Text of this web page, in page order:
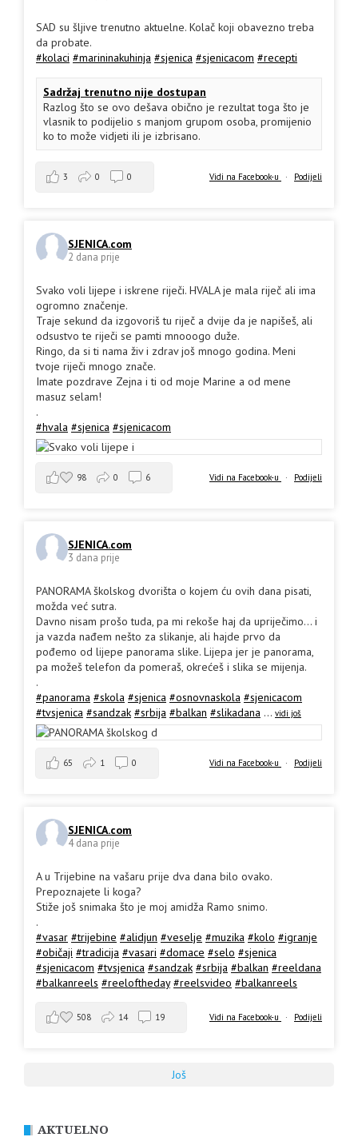
SAD su šljive trenutno aktuelne. Kolač koji obavezno treba
da probate.
#kolaci #marininakuhinja #sjenica #sjenicacom #recepti
Sadržaj trenutno nije dostupan
Razlog što se ovo dešava obično je rezultat toga što je
vlasnik to podijelio s manjom grupom osoba, promijenio
ko to može vidjeti ili je izbrisano.
Vidi na Facebook-u · Podijeli
3 0 0
SJENICA.com
2 dana prije
Svako voli lijepe i iskrene riječi. HVALA je mala riječ ali ima
ogromno značenje.
Traje sekund da izgovoriš tu riječ a dvije da je napišeš, ali
odsustvo te riječi se pamti mnooogo duže.
Ringo, da si ti nama živ i zdrav još mnogo godina. Meni
tvoje riječi mnogo znače.
Imate pozdrave Zejna i ti od moje Marine a od mene
masuz selam!
.
#hvala #sjenica #sjenicacom
Vidi na Facebook-u · Podijeli
98 0 6
SJENICA.com
3 dana prije
PANORAMA školskog dvorišta o kojem ću ovih dana pisati,
možda već sutra.
Davno nisam prošo tuda, pa mi rekoše haj da upriječimo... i
ja vazda nađem nešto za slikanje, ali hajde prvo da
pođemo od lijepe panorama slike. Lijepa jer je panorama,
pa možeš telefon da pomeraš, okrećeš i slika se mijenja.
.
#panorama #skola #sjenica #osnovnaskola #sjenicacom
#tvsjenica #sandzak #srbija #balkan #slikadana ... vidi još
Vidi na Facebook-u · Podijeli
65 1 0
SJENICA.com
4 dana prije
A u Trijebine na vašaru prije dva dana bilo ovako.
Prepoznajete li koga?
Stiže još snimaka što je moj amidža Ramo snimo.
.
#vasar #trijebine #alidjun #veselje #muzika #kolo #igranje
#običaji #tradicija #vasari #domace #selo #sjenica
#sjenicacom #tvsjenica #sandzak #srbija #balkan #reeldana
#balkanreels #reeloftheday #reelsvideo #balkanreels
Vidi na Facebook-u · Podijeli
508 14 19
Još
AKTUELNO